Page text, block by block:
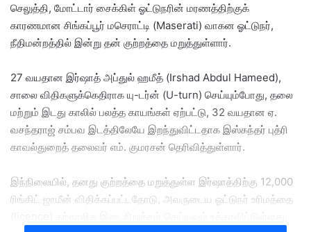
செலுத்தி, மோட்டார் சைக்கிள் ஓட்டுநரின் மரணத்திற்குக்
காரணமான சிங்கப்பூர் மசெராட்டி (Maserati) வாகன ஓட்டுநர்,
நீதிமன்றத்தில் இன்று தன் குற்றத்தை மறுத்துள்ளார்.
27 வயதான இர்ஷாத் அப்துல் ஹமீத் (Irshad Abdul Hameed),
சாலை விதிகளுக்கெதிராக யு-டர்ன் (U-turn) செய்யும்போது, தலை
மற்றும் இடது காலில் பலத்த காயங்கள் ஏற்பட்டு, 32 வயதான ஏ.
வசந்தராஜ் சம்பவ இடத்திலேயே இறந்துவிட்டதாக இஸ்கந்தர் புத்ரி
காவல்துறைத் தலைவர் எம். குமரசன் தெரிவித்துள்ளார்.
இந்நிலையில், தனது குற்றத்தை மறுத்துள்ள இர்ஷாத்திற்கு 12,000
ரிங்கிட் ஜாமீன் விதிக்கப்பட்டதோடு, அவருடைய ஓட்டுநர் உரிமத்தை